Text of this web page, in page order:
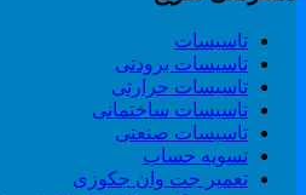
تاسیسات
تاسیسات برودتی
تاسیسات حرارتی
تاسیسات ساختمانی
تاسیسات صنعتی
تسویه حساب
تعمیر جت وان جکوزی